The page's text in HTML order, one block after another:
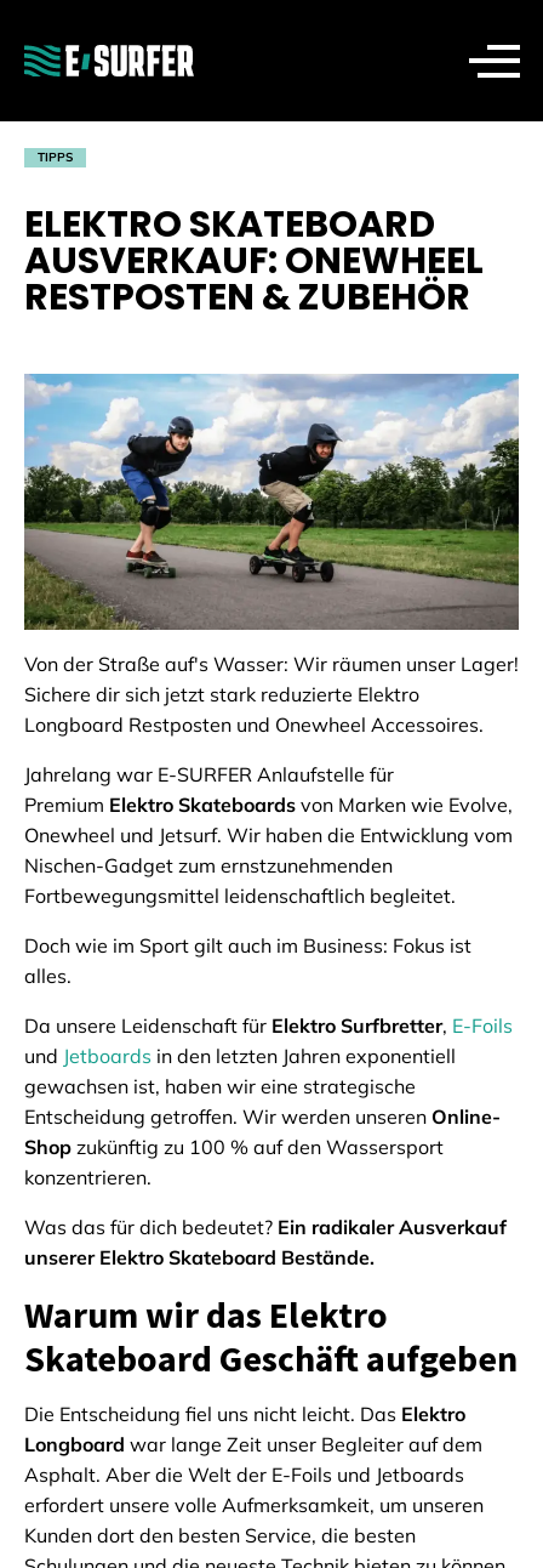
TIPPS
ELEKTRO SKATEBOARD
AUSVERKAUF: ONEWHEEL
RESTPOSTEN & ZUBEHÖR
Von der Straße auf's Wasser: Wir räumen unser Lager!
Sichere dir sich jetzt stark reduzierte Elektro
Longboard Restposten und Onewheel Accessoires.
Jahrelang war E-SURFER Anlaufstelle für
Premium Elektro Skateboards von Marken wie Evolve,
Onewheel und Jetsurf. Wir haben die Entwicklung vom
Nischen-Gadget zum ernstzunehmenden
Fortbewegungsmittel leidenschaftlich begleitet.
Doch wie im Sport gilt auch im Business: Fokus ist
alles.
Da unsere Leidenschaft für Elektro Surfbretter, E-Foils
und Jetboards in den letzten Jahren exponentiell
gewachsen ist, haben wir eine strategische
Entscheidung getroffen. Wir werden unseren Online-
Shop zukünftig zu 100 % auf den Wassersport
konzentrieren.
Was das für dich bedeutet? Ein radikaler Ausverkauf
unserer Elektro Skateboard Bestände.
Warum wir das Elektro
Skateboard Geschäft aufgeben
Die Entscheidung fiel uns nicht leicht. Das Elektro
Longboard war lange Zeit unser Begleiter auf dem
Asphalt. Aber die Welt der E-Foils und Jetboards
erfordert unsere volle Aufmerksamkeit, um unseren
Kunden dort den besten Service, die besten